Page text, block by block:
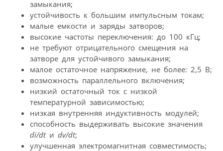
замыкания;
устойчивость к большим импульсным токам;
малые емкости и заряды затворов;
высокие частоты переключения: до 100 кГц;
не требуют отрицательного смещения на
затворе для устойчивого замыкания;
малое остаточное напряжение, не более: 2,5 В;
возможность параллельного включения;
низкий остаточный ток с низкой
температурной зависимостью;
низкая внутренняя индуктивность модулей;
способность выдерживать высокие значения
di/dtи dv/dt;
улучшенная электромагнитная совместимость;